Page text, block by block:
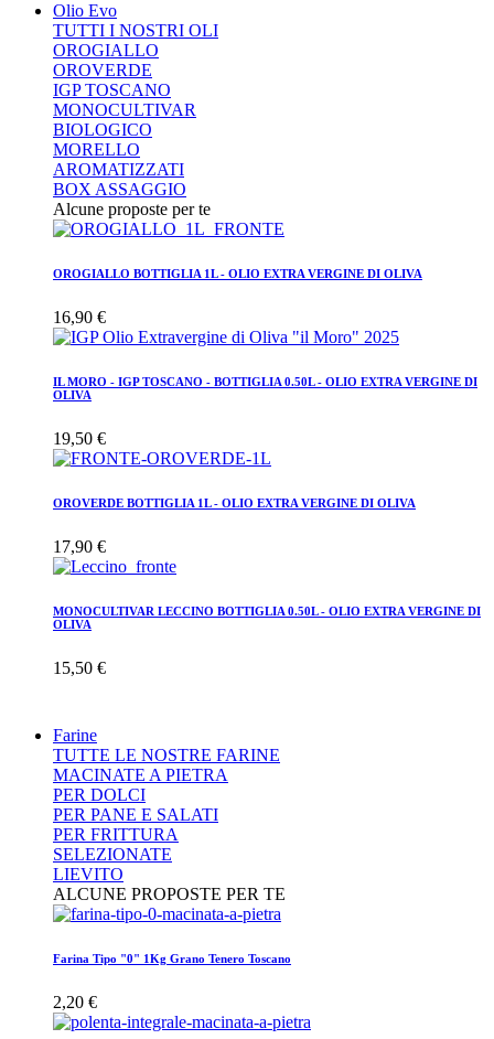
Olio Evo
TUTTI I NOSTRI OLI
OROGIALLO
OROVERDE
IGP TOSCANO
MONOCULTIVAR
BIOLOGICO
MORELLO
AROMATIZZATI
BOX ASSAGGIO
Alcune proposte per te
OROGIALLO BOTTIGLIA 1L - OLIO EXTRA VERGINE DI OLIVA
16,90 €
IL MORO - IGP TOSCANO - BOTTIGLIA 0.50L - OLIO EXTRA VERGINE DI
OLIVA
19,50 €
OROVERDE BOTTIGLIA 1L - OLIO EXTRA VERGINE DI OLIVA
17,90 €
MONOCULTIVAR LECCINO BOTTIGLIA 0.50L - OLIO EXTRA VERGINE DI
OLIVA
15,50 €
Farine
TUTTE LE NOSTRE FARINE
MACINATE A PIETRA
PER DOLCI
PER PANE E SALATI
PER FRITTURA
SELEZIONATE
LIEVITO
ALCUNE PROPOSTE PER TE
Farina Tipo "0" 1Kg Grano Tenero Toscano
2,20 €